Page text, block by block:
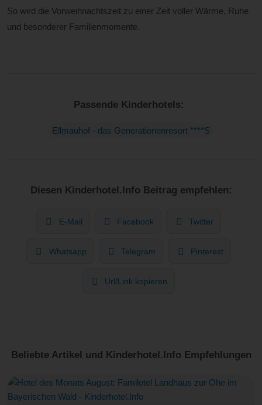
So wird die Vorweihnachtszeit zu einer Zeit voller Wärme, Ruhe
und besonderer Familienmomente.
Passende Kinderhotels:
Ellmauhof - das Generationenresort ****S
Diesen Kinderhotel.Info Beitrag empfehlen:
E-Mail Facebook Twitter
Whatsapp Telegram Pinterest
Url/Link kopieren
Beliebte Artikel und Kinderhotel.Info Empfehlungen